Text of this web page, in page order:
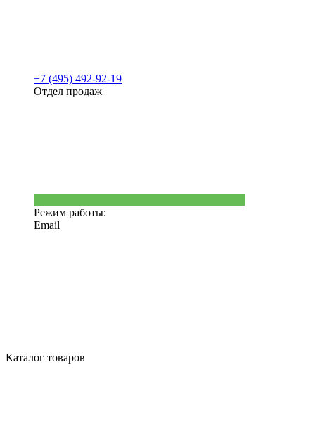
+7 (495) 492-92-19
Отдел продаж
Режим работы:
Email
Каталог товаров